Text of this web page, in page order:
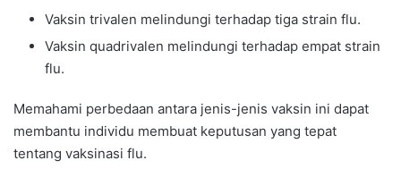
Vaksin trivalen melindungi terhadap tiga strain flu.
Vaksin quadrivalen melindungi terhadap empat strain
flu.
Memahami perbedaan antara jenis-jenis vaksin ini dapat
membantu individu membuat keputusan yang tepat
tentang vaksinasi flu.